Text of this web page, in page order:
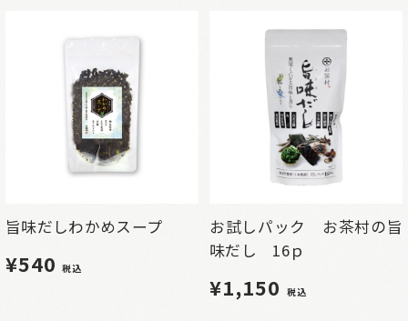
旨味だしわかめスープ
¥540税込
お試しパック お茶村の旨
味だし 16ｐ
¥1,150 税込